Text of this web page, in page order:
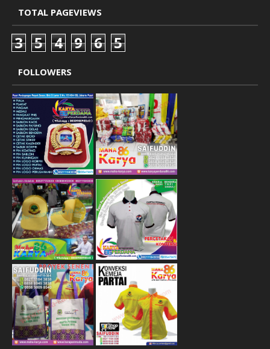
TOTAL PAGEVIEWS
3 5 4 9 6 5
FOLLOWERS